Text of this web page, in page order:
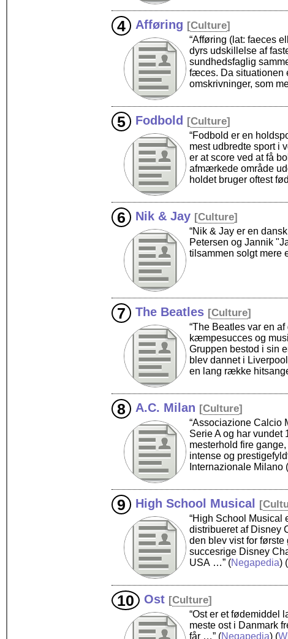
Afføring [Culture]
“Afføring (lat: faeces
dyrs udskillelse af
sundhedsfaglig
fæces. Da situationen
omskrivninger, som
Fodbold [Culture]
“Fodbold er en
mest udbredte sport i
er at score ved at få
afmærkede område
holdet bruger oftest
Nik & Jay [Culture]
“Nik & Jay er en
Petersen og Jannik
tilsammen solgt mere
The Beatles [Culture]
“The Beatles var en
kæmpesucces og
Gruppen bestod i sin
blev dannet i
en lang række
A.C. Milan [Culture]
“Associazione Calcio
Serie A og har vundet
mesterhold fire
intense og
Internazionale Milano
High School Musical [
“High School Musical
distribueret af Disney
den blev vist for
succesrige Disney
USA …” (Negapedia) (
Ost [Culture]
“Ost er et fødemiddel
meste ost i Danmark
får …” (Negapedia) (